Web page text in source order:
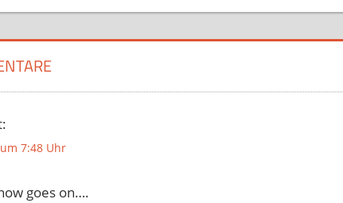
7:48 Uhr
goes on….